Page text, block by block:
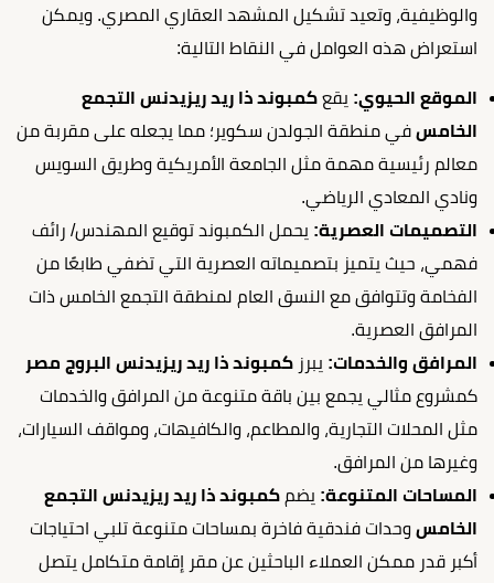
والوظيفية، وتعيد تشكيل المشهد العقاري المصري. ويمكن
استعراض هذه العوامل في النقاط التالية:
الموقع الحيوي: يقع كمبوند ذا ريد ريزيدنس التجمع
الخامس في منطقة الجولدن سكوير؛ مما يجعله على مقربة من
معالم رئيسية مهمة مثل الجامعة الأمريكية وطريق السويس
ونادي المعادي الرياضي.
التصميمات العصرية: يحمل الكمبوند توقيع المهندس/ رائف
فهمي، حيث يتميز بتصميماته العصرية التي تضفي طابعًا من
الفخامة وتتوافق مع النسق العام لمنطقة التجمع الخامس ذات
المرافق العصرية.
المرافق والخدمات: يبرز كمبوند ذا ريد ريزيدنس البروج مصر
كمشروع مثالي يجمع بين باقة متنوعة من المرافق والخدمات
مثل المحلات التجارية، والمطاعم، والكافيهات، ومواقف السيارات،
وغيرها من المرافق.
المساحات المتنوعة: يضم كمبوند ذا ريد ريزيدنس التجمع
الخامس وحدات فندقية فاخرة بمساحات متنوعة تلبي احتياجات
أكبر قدر ممكن العملاء الباحثين عن مقر إقامة متكامل يتصل